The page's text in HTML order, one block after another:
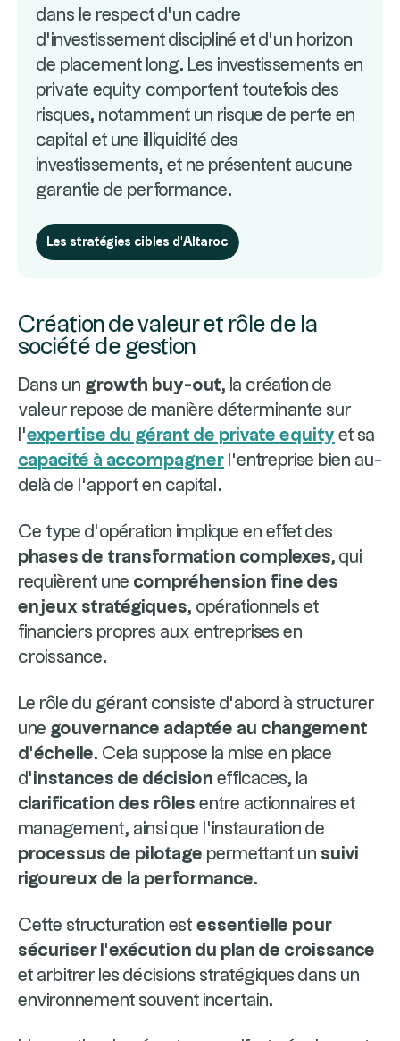
dans le respect d’un cadre
d’investissement discipliné et d’un horizon
de placement long. Les investissements en
private equity comportent toutefois des
risques, notamment un risque de perte en
capital et une illiquidité des
investissements, et ne présentent aucune
garantie de performance.
Les stratégies cibles d'Altaroc
Création de valeur et rôle de la
société de gestion
Dans un growth buy-out, la création de
valeur repose de manière déterminante sur
l’expertise du gérant de private equity et sa
capacité à accompagner l’entreprise bien au-
delà de l’apport en capital.
Ce type d’opération implique en effet des
phases de transformation complexes, qui
requièrent une compréhension fine des
enjeux stratégiques, opérationnels et
financiers propres aux entreprises en
croissance.
Le rôle du gérant consiste d’abord à structurer
une gouvernance adaptée au changement
d’échelle. Cela suppose la mise en place
d’instances de décision efficaces, la
clarification des rôles entre actionnaires et
management, ainsi que l’instauration de
processus de pilotage permettant un suivi
rigoureux de la performance.
Cette structuration est essentielle pour
sécuriser l’exécution du plan de croissance
et arbitrer les décisions stratégiques dans un
environnement souvent incertain.